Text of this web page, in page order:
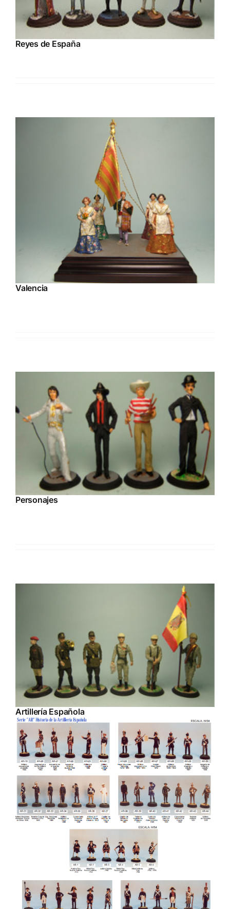
Reyes de España
Valencia
Personajes
Artillería Española